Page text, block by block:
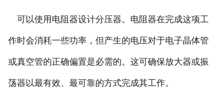
可以使用电阻器设计分压器。电阻器在完成这项工
作时会消耗一些功率，但产生的电压对于电子晶体管
或真空管的正确偏置是必需的。这可确保放大器或振
荡器以最有效、最可靠的方式完成其工作。